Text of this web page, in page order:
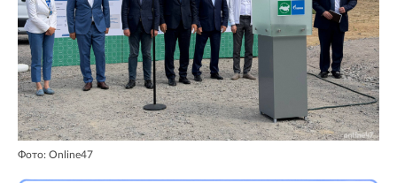
Фото: Online47